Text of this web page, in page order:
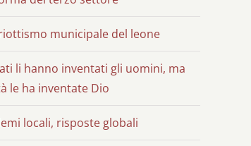
municipale del leone
li hanno inventati gli uomini, ma
le ha inventate Dio
locali, risposte globali